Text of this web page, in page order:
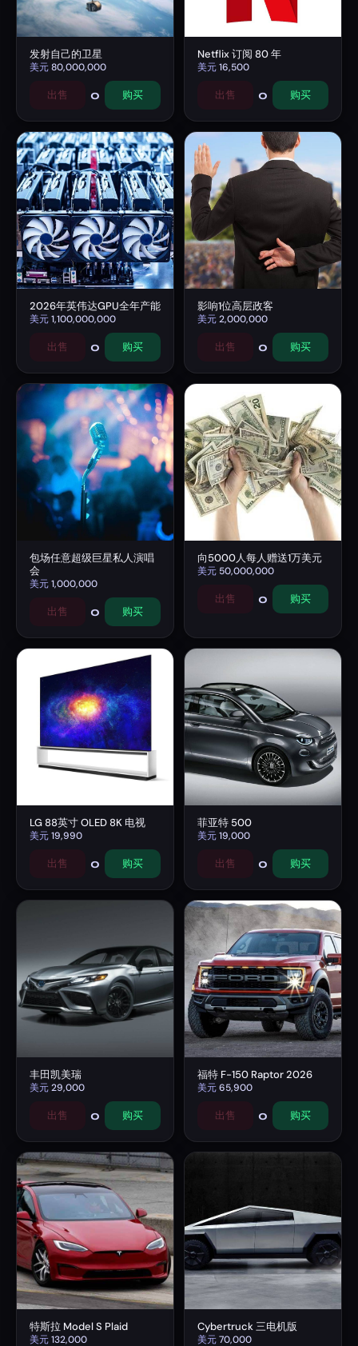
发射自己的卫星
美元80,000,000
出售 0 购买
Netflix 订阅 80 年
美元16,500
出售 0 购买
2026年英伟达GPU全年产能
美元1,100,000,000
出售 0 购买
影响1位高层政客
美元2,000,000
出售 0 购买
包场任意超级巨星私人演唱
会
美元1,000,000
出售 0 购买
向5000人每人赠送1万美元
美元 50,000,000
出售 0 购买
LG 88英寸 OLED 8K 电视
美元19,990
出售 0 购买
菲亚特 500
美元19,000
出售 0 购买
丰田凯美瑞
美元29,000
出售 0 购买
福特 F-150 Raptor 2026
美元65,900
出售 0 购买
特斯拉 Model S Plaid
美元132,000
Cybertruck 三电机版
美元70,000